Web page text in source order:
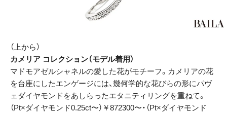
（上から）
カメリア コレクション（モデル着用）
マドモアゼルシャネルの愛した花がモチーフ。カメリアの花
を台座にしたエンゲージには、幾何学的な花びらの形にパヴ
ェダイヤモンドをあしらったエタニティリングを重ねて。
（Pt×ダイヤモンド0.25ct〜）￥872300〜・（Pt×ダイヤモンド